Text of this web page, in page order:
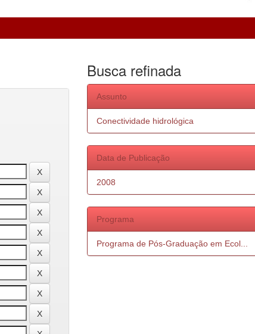
Busca refinada
Assunto
Conectividade hidrológica
Data de Publicação
2008
Programa
Programa de Pós-Graduação em Ecol...